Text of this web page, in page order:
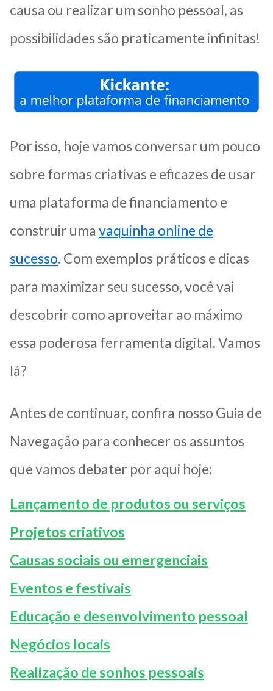
causa ou realizar um sonho pessoal, as
possibilidades são praticamente infinitas!
Por isso, hoje vamos conversar um pouco
sobre formas criativas e eficazes de usar
uma plataforma de financiamento e
construir uma vaquinha online de
sucesso. Com exemplos práticos e dicas
para maximizar seu sucesso, você vai
descobrir como aproveitar ao máximo
essa poderosa ferramenta digital. Vamos
lá?
Antes de continuar, confira nosso Guia de
Navegação para conhecer os assuntos
que vamos debater por aqui hoje:
Lançamento de produtos ou serviços
Projetos criativos
Causas sociais ou emergenciais
Eventos e festivais
Educação e desenvolvimento pessoal
Negócios locais
Realização de sonhos pessoais